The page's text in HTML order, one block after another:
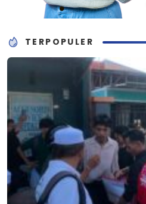
TERPOPULER